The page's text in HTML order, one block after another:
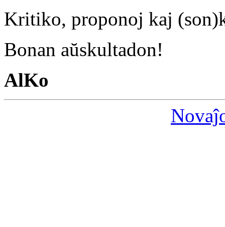
Kritiko, proponoj kaj
Bonan aŭskultadon!
AlKo